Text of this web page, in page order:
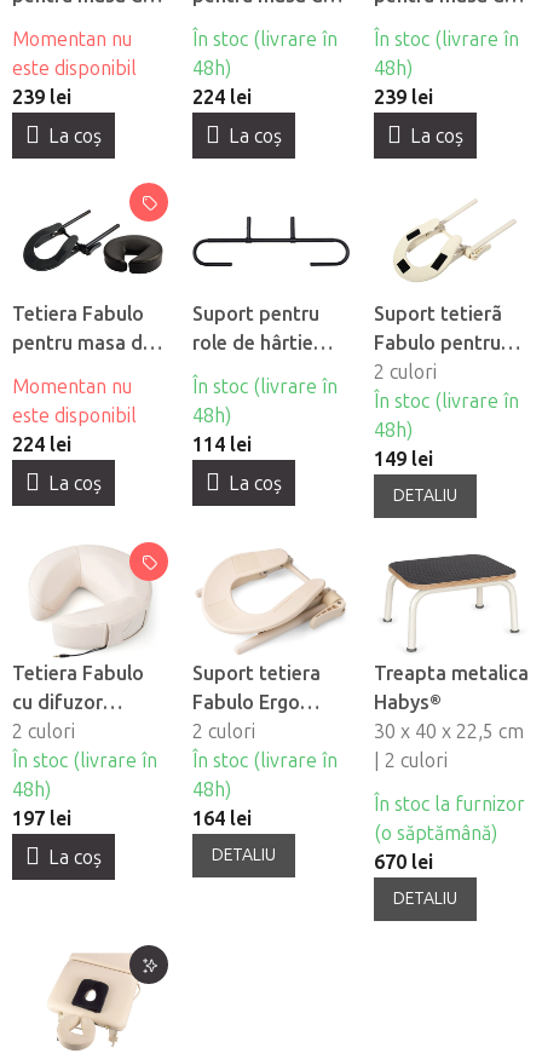
Ergo - negru
Momentan nu
este disponibil
239 lei
La coş
masaj cu suport -
crema
În stoc (livrare în
48h)
224 lei
La coş
masaj cu suport
Ergo - crema
În stoc (livrare în
48h)
239 lei
La coş
Tetiera Fabulo
pentru masa de
neagra
Momentan nu
este disponibil
224 lei
La coş
Suport pentru
role de hârtie
Fabulo
În stoc (livrare în
48h)
114 lei
La coş
Suport tetierã
Fabulo pentru
masa de masaj
2 culori
În stoc (livrare în
48h)
149 lei
DETALIU
Tetiera Fabulo
cu difuzor
încorporat
2 culori
În stoc (livrare în
48h)
197 lei
La coş
Suport tetiera
Fabulo Ergo
pentru masa de
masaj
2 culori
În stoc (livrare în
48h)
164 lei
DETALIU
Treapta metalica
Habys®
30 x 40 x 22,5 cm
| 2 culori
În stoc la furnizor
(o săptămână)
670 lei
DETALIU